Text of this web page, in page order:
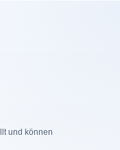
und können